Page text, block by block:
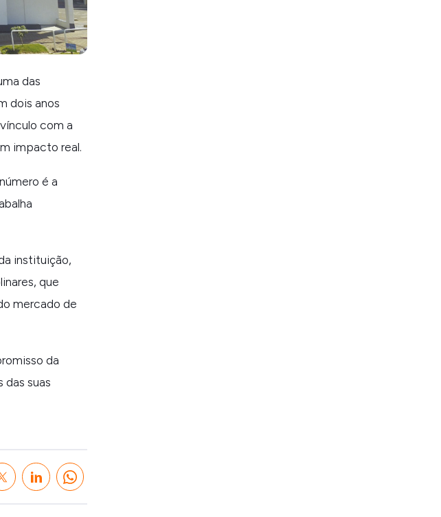
das
dois anos
com a
impacto real.
é a
instituição,
que
mercado de
da
suas